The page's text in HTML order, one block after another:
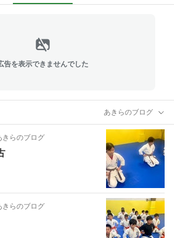
告を表示できませんでした
あきらのブログ
きらのブログ
きらのブログ